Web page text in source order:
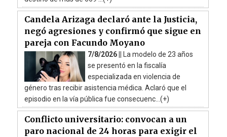
Candela Arizaga declaró ante la Justicia,
negó agresiones y confirmó que sigue en
pareja con Facundo Moyano
7/8/2026 ||
La modelo de 23 años
se presentó en la fiscalía
especializada en violencia de
género tras recibir asistencia médica. Aclaró que el
episodio en la vía pública fue consecuenc...(+)
Conflicto universitario: convocan a un
paro nacional de 24 horas para exigir el